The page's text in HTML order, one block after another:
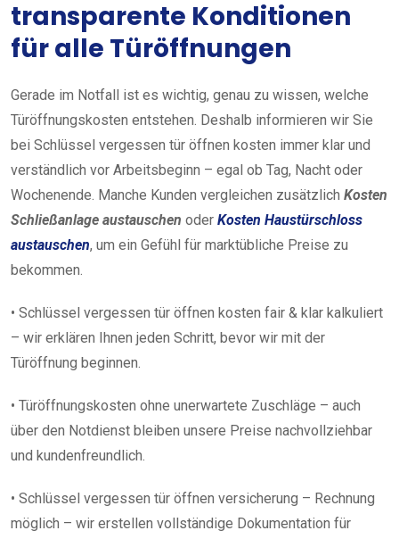
transparente Konditionen
für alle Türöffnungen
Gerade im Notfall ist es wichtig, genau zu wissen, welche
Türöffnungskosten entstehen. Deshalb informieren wir Sie
bei Schlüssel vergessen tür öffnen kosten immer klar und
verständlich vor Arbeitsbeginn – egal ob Tag, Nacht oder
Wochenende. Manche Kunden vergleichen zusätzlich Kosten
Schließanlage austauschen oder Kosten Haustürschloss
austauschen, um ein Gefühl für marktübliche Preise zu
bekommen.
• Schlüssel vergessen tür öffnen kosten fair & klar kalkuliert
– wir erklären Ihnen jeden Schritt, bevor wir mit der
Türöffnung beginnen.
• Türöffnungskosten ohne unerwartete Zuschläge – auch
über den Notdienst bleiben unsere Preise nachvollziehbar
und kundenfreundlich.
• Schlüssel vergessen tür öffnen versicherung – Rechnung
möglich – wir erstellen vollständige Dokumentation für